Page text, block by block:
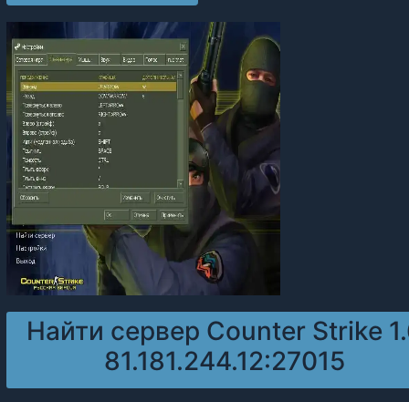
Найти сервер Counter Strike
81.181.244.12:27015